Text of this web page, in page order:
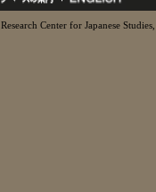
Center for Japanese